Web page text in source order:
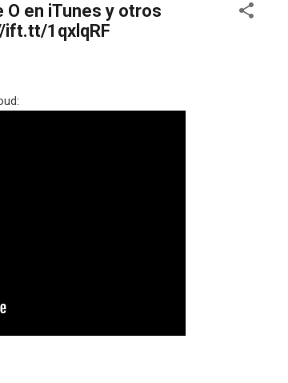
en iTunes y otros
ift.tt/1qxlqRF